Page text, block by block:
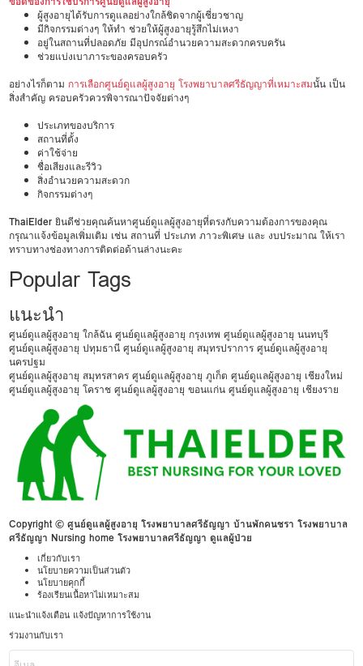
ผู้สูงอายุได้รับการดูแลอย่างใกล้ชิดจากผู้เชี่ยวชาญ
มีกิจกรรมต่างๆ ให้ทำ ช่วยให้ผู้สูงอายุรู้สึกไม่เหงา
อยู่ในสถานที่ปลอดภัย มีอุปกรณ์อำนวยความสะดวกครบครัน
ช่วยแบ่งเบาภาระของครอบครัว
อย่างไรก็ตาม การเลือกศูนย์ดูแลผู้สูงอายุ โรงพยาบาลศรีธัญญาที่เหมาะสมนั้น เป็น
สิ่งสำคัญ ครอบครัวควรพิจารณาปัจจัยต่างๆ
ประเภทของบริการ
สถานที่ตั้ง
ค่าใช้จ่าย
ชื่อเสียงและรีวิว
สิ่งอำนวยความสะดวก
กิจกรรมต่างๆ
ThaiElder ยินดีช่วยคุณค้นหาศูนย์ดูแลผู้สูงอายุที่ตรงกับความต้องการของคุณ
กรุณาแจ้งข้อมูลเพิ่มเติม เช่น สถานที่ ประเภท ภาวะพิเศษ และ งบประมาณ ให้เรา
ทราบทางช่องทางการติดต่อด้านล่างนะคะ
Popular Tags
แนะนำ
ศูนย์ดูแลผู้สูงอายุ ใกล้ฉัน ศูนย์ดูแลผู้สูงอายุ กรุงเทพ ศูนย์ดูแลผู้สูงอายุ นนทบุรี
ศูนย์ดูแลผู้สูงอายุ ปทุมธานี ศูนย์ดูแลผู้สูงอายุ สมุทรปราการ ศูนย์ดูแลผู้สูงอายุ
นครปฐม
ศูนย์ดูแลผู้สูงอายุ สมุทรสาคร ศูนย์ดูแลผู้สูงอายุ ภูเก็ต ศูนย์ดูแลผู้สูงอายุ เชียงใหม่
ศูนย์ดูแลผู้สูงอายุ โคราช ศูนย์ดูแลผู้สูงอายุ ขอนแก่น ศูนย์ดูแลผู้สูงอายุ เชียงราย
Copyright © ศูนย์ดูแลผู้สูงอายุ โรงพยาบาลศรีธัญญา บ้านพักคนชรา โรงพยาบาล
ศรีธัญญา Nursing home โรงพยาบาลศรีธัญญา ดูแลผู้ป่วย
เกี่ยวกับเรา
นโยบายความเป็นส่วนตัว
นโยบายคุกกี้
ร้องเรียนเนื้อหาไม่เหมาะสม
แนะนำแจ้งเตือน แจ้งปัญหาการใช้งาน
ร่วมงานกับเรา